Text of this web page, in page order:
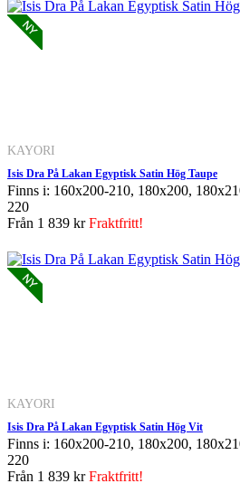
KAYORI
Isis Dra På Lakan Egyptisk Satin Hög Taupe
Finns i: 160x200-210, 180x200,
220
Från 1 839 krFraktfritt!
KAYORI
Isis Dra På Lakan Egyptisk Satin Hög Vit
Finns i: 160x200-210, 180x200,
220
Från 1 839 krFraktfritt!